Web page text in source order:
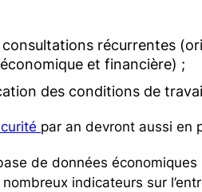
consultations récurrentes
et financière) ;
des conditions de
par an devront aussi en
de données
indicateurs sur